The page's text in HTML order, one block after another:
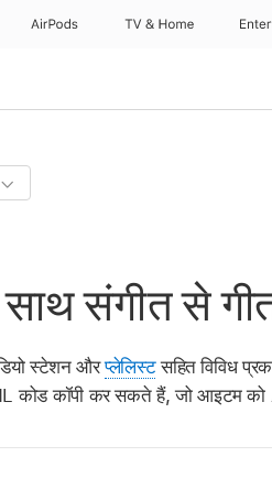
AirPods TV & Home
संगीत से
स्टेशन औरप्लेलिस्टसहित विविध
कोड कॉपी कर सकते हैं, जो आइटम को